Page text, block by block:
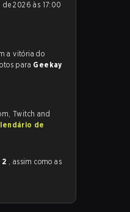
para a partida, e preveem a vitória do
para Geekay
Twitch and
de
2 , assim como as